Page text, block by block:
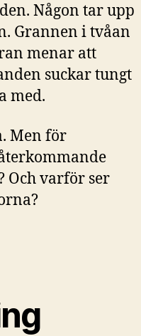
Någon tar upp
Grannen i tvåan
menar att
suckar tungt
med.
Men för
Och varför ser